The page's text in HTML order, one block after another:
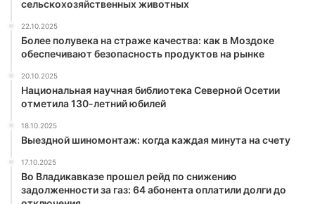
сельскохозяйственных животных
22.10.2025
Более полувека на страже качества: как в Моздоке
обеспечивают безопасность продуктов на рынке
20.10.2025
Национальная научная библиотека Северной Осетии
отметила 130-летний юбилей
18.10.2025
Выездной шиномонтаж: когда каждая минута на счету
17.10.2025
Во Владикавказе прошел рейд по снижению
задолженности за газ: 64 абонента оплатили долги до